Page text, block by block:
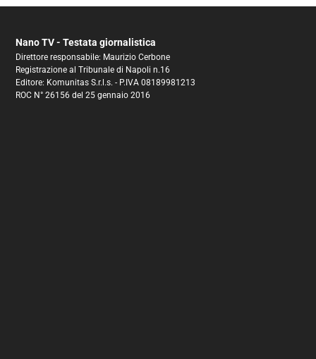
Nano TV - Testata giornalistica
Direttore responsabile: Maurizio Cerbone
Registrazione al Tribunale di Napoli n.16
Editore: Komunitas S.r.l.s. - P.IVA 08189981213
ROC N° 26156 del 25 gennaio 2016